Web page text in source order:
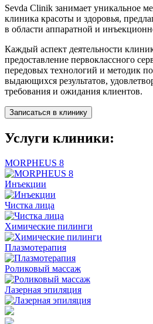
Sevda Clinik занимает уникальное
клиника красоты и здоровья,
в области аппаратной и
Каждый аспект деятельности
предоставление первоклассного
передовых технологий и методик
выдающихся результатов,
требования и ожидания клиентов.
Записаться в клинику
Услуги клиники:
MORPHEUS 8
Инъекции
Чистка лица
Химические пилинги
Плазмотерапия
Роликовый массаж
Лазерная эпиляция